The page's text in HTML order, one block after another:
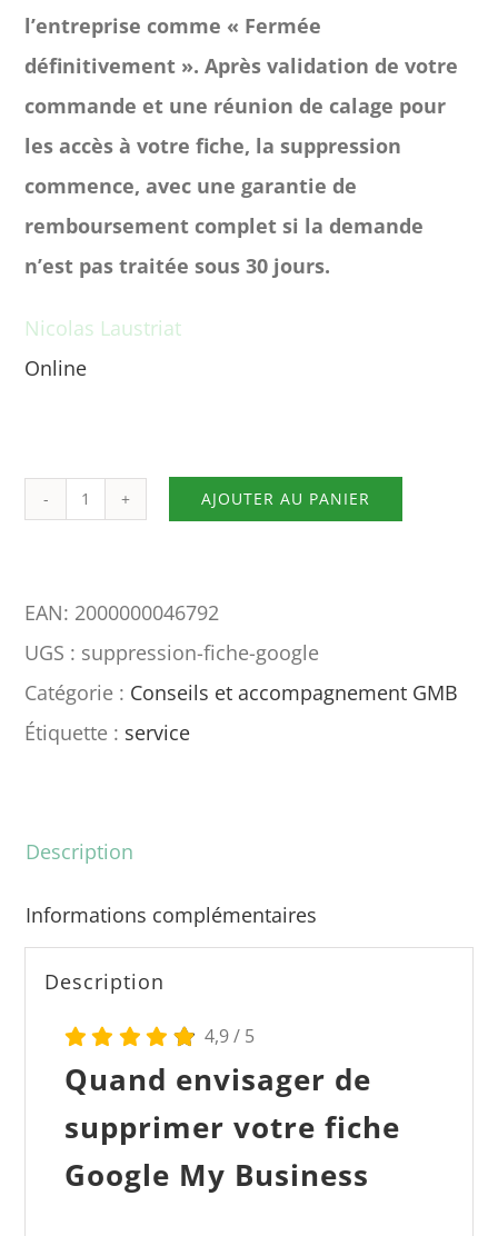
l’entreprise comme « Fermée
définitivement ». Après validation de votre
commande et une réunion de calage pour
les accès à votre fiche, la suppression
commence, avec une garantie de
remboursement complet si la demande
n’est pas traitée sous 30 jours.
Nicolas Laustriat
Online
quantité
Business
AJOUTER AU PANIER
EAN: 2000000046792
UGS : suppression-fiche-google
Catégorie : Conseils et accompagnement GMB
Étiquette : service
Description
Informations complémentaires
Description
4,9/ 5
Quand envisager de
supprimer votre fiche
Google My Business